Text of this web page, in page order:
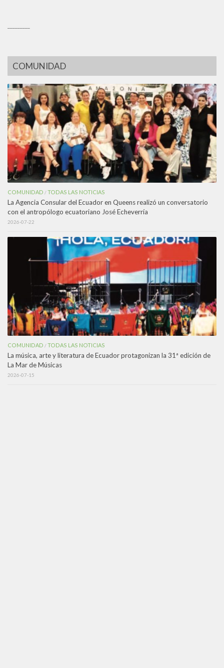
COMUNIDAD
COMUNIDAD /TODAS LAS NOTICIAS
La Agencia Consular del Ecuador en Queens realizó un conversatorio
con el antropólogo ecuatoriano José Echeverría
2026-07-22
COMUNIDAD /TODAS LAS NOTICIAS
La música, arte y literatura de Ecuador protagonizan la 31ª edición de
La Mar de Músicas
2026-07-15